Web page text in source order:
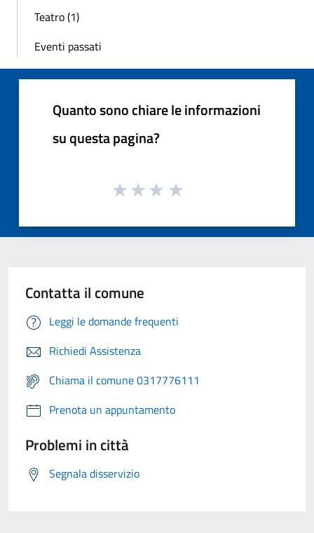
Teatro (1)
Eventi passati
Quanto sono chiare le informazioni
su questa pagina?
Contatta il comune
Leggi le domande frequenti
Richiedi Assistenza
Chiama il comune 0317776111
Prenota un appuntamento
Problemi in città
Segnala disservizio